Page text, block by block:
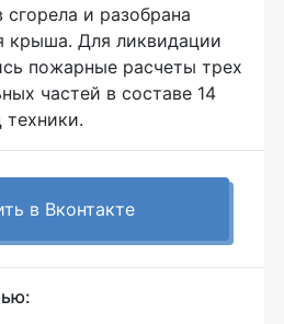
и разобрана
крыша. Для ликвидации
пожарные расчеты трех
частей в составе 14
техники.
в Вконтакте